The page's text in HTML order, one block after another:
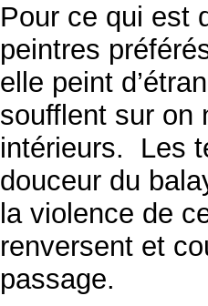
Pour ce qui est
peintres
elle peint
soufflent sur on
intérieurs. Les
douceur du
la violence de
renversent et
passage.